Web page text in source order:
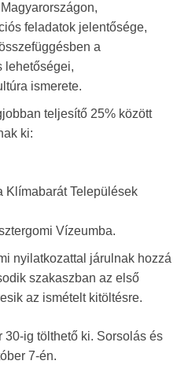
feladatok jelentősége,
a
lehetőségei,
ismerete.
teljesítő 25% között
ki:
Klímabarát Települések
Vízeumba.
nyilatkozattal járulnak hozzá
szakaszban az első
az ismételt kitöltésre.
30-ig tölthető ki. Sorsolás és
7-én.